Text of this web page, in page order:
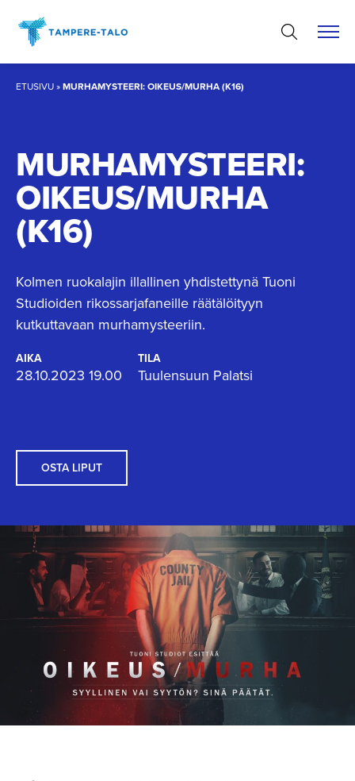
sisältöön
ETUSIVU»MURHAMYSTEERI: OIKEUS/MURHA (K16)
MURHAMYS­TEERI:
OIKEUS/MURHA
(K16)
Kolmen ruokalajin illallinen yhdistettynä Tuoni
Studioiden rikossarjafaneille räätälöityyn
kutkuttavaan murhamysteeriin.
AIKA
28.10.2023 19.00
TILA
Tuulensuun Palatsi
OSTA LIPUT